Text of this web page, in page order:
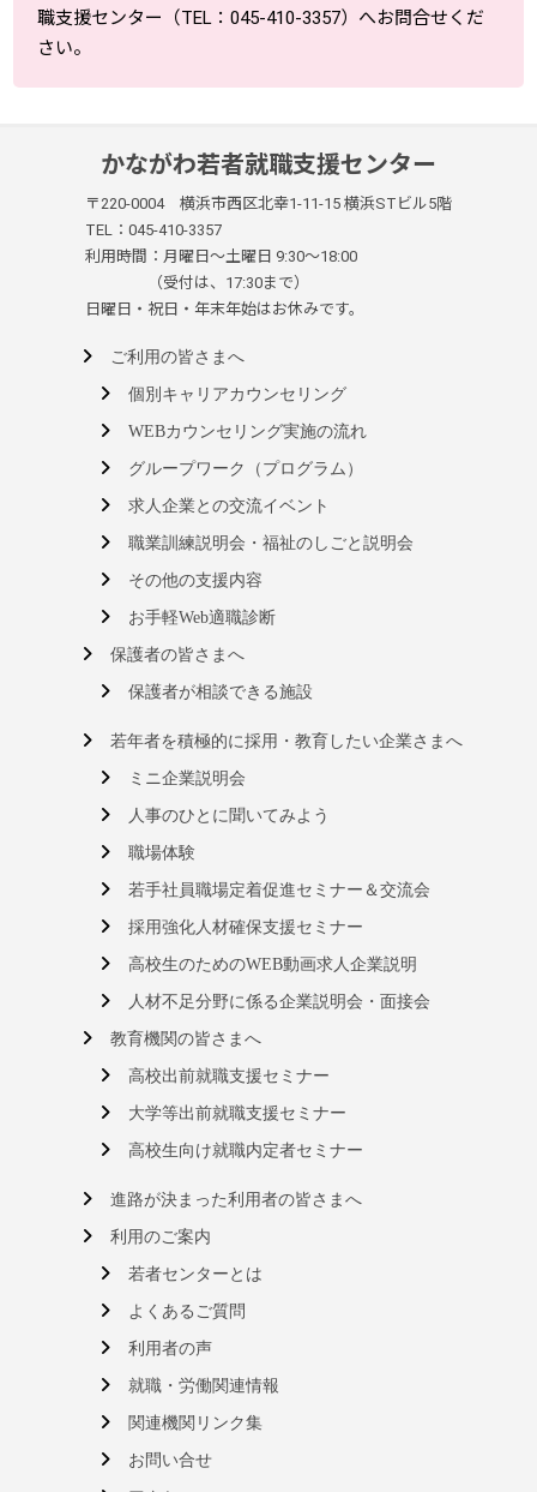
職支援センター（TEL：045-410-3357）へお問合せくだ
さい。
かながわ若者就職支援センター
〒220-0004 横浜市西区北幸1-11-15 横浜STビル5階
TEL：045-410-3357
利用時間：月曜日～土曜日 9:30～18:00
（受付は、17:30まで）
日曜日・祝日・年末年始はお休みです。
ご利用の皆さまへ
個別キャリアカウンセリング
WEBカウンセリング実施の流れ
グループワーク（プログラム）
求人企業との交流イベント
職業訓練説明会・福祉のしごと説明会
その他の支援内容
お手軽Web適職診断
保護者の皆さまへ
保護者が相談できる施設
若年者を積極的に採用・教育したい企業さまへ
ミニ企業説明会
人事のひとに聞いてみよう
職場体験
若手社員職場定着促進セミナー＆交流会
採用強化人材確保支援セミナー
高校生のためのWEB動画求人企業説明
人材不足分野に係る企業説明会・面接会
教育機関の皆さまへ
高校出前就職支援セミナー
大学等出前就職支援セミナー
高校生向け就職内定者セミナー
進路が決まった利用者の皆さまへ
利用のご案内
若者センターとは
よくあるご質問
利用者の声
就職・労働関連情報
関連機関リンク集
お問い合せ